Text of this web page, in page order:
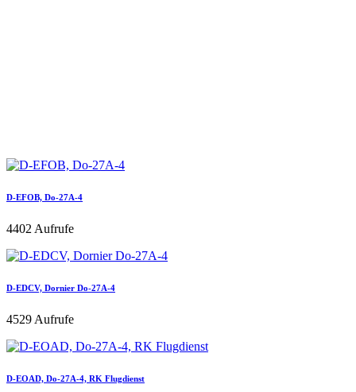
D-EFOB, Do-27A-4
4402 Aufrufe
D-EDCV, Dornier Do-27A-4
4529 Aufrufe
D-EOAD, Do-27A-4, RK Flugdienst